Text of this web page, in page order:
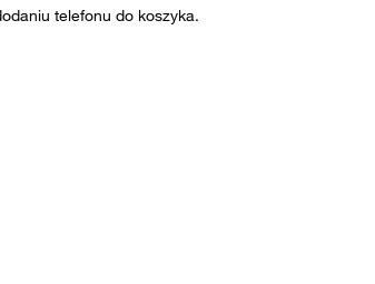
telefonu do koszyka.